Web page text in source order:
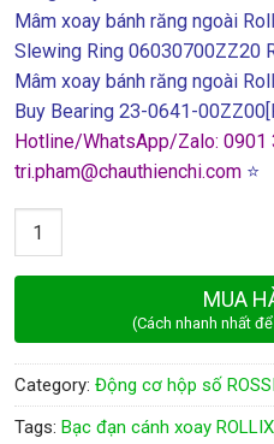
Mâm xoay bánh răng ngoài
Slewing Ring 06030700ZZ20
Mâm xoay bánh răng ngoài
Buy Bearing 23-0641-
Hotline/WhatsApp/Zalo: 0901
tri.pham@chauthienchi.com⭐
Quantity
MUA
(Cách nhanh nhất
Category: Động cơ hộp số
Tags: Bạc đạn cánh xoay ROLLIX